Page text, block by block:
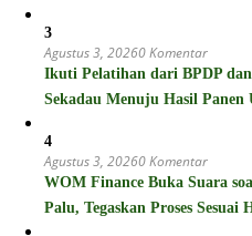
3
Agustus 3, 20260 Komentar
Ikuti Pelatihan dari BPDP
Sekadau Menuju Hasil
4
Agustus 3, 20260 Komentar
WOM Finance Buka Suara
Palu, Tegaskan Proses Sesuai